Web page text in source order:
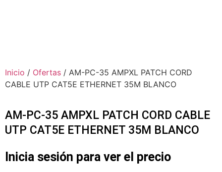
Inicio / Ofertas / AM-PC-35 AMPXL PATCH CORD
CABLE UTP CAT5E ETHERNET 35M BLANCO
AM-PC-35 AMPXL PATCH CORD CABLE
UTP CAT5E ETHERNET 35M BLANCO
Inicia sesión para ver el precio